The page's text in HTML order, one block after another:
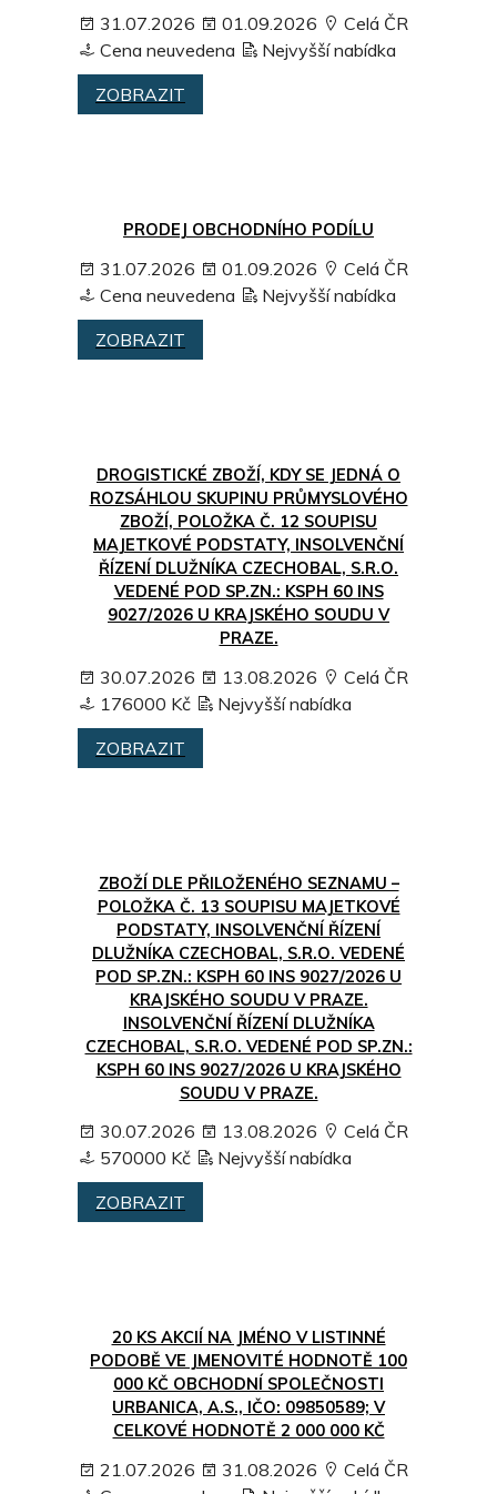
31.07.2026 01.09.2026
Celá ČR
Cena neuvedena
Nejvyšší nabídka
ZOBRAZIT
PRODEJ OBCHODNÍHO PODÍLU
31.07.2026 01.09.2026
Celá ČR
Cena neuvedena
Nejvyšší nabídka
ZOBRAZIT
DROGISTICKÉ ZBOŽÍ, KDY SE JEDNÁ O
ROZSÁHLOU SKUPINU PRŮMYSLOVÉHO
ZBOŽÍ, POLOŽKA Č. 12 SOUPISU
MAJETKOVÉ PODSTATY, INSOLVENČNÍ
ŘÍZENÍ DLUŽNÍKA CZECHOBAL, S.R.O.
VEDENÉ POD SP.ZN.: KSPH 60 INS
9027/2026 U KRAJSKÉHO SOUDU V
PRAZE.
30.07.2026 13.08.2026
Celá ČR
176000 Kč
Nejvyšší nabídka
ZOBRAZIT
ZBOŽÍ DLE PŘILOŽENÉHO SEZNAMU –
POLOŽKA Č. 13 SOUPISU MAJETKOVÉ
PODSTATY, INSOLVENČNÍ ŘÍZENÍ
DLUŽNÍKA CZECHOBAL, S.R.O. VEDENÉ
POD SP.ZN.: KSPH 60 INS 9027/2026 U
KRAJSKÉHO SOUDU V PRAZE.
INSOLVENČNÍ ŘÍZENÍ DLUŽNÍKA
CZECHOBAL, S.R.O. VEDENÉ POD SP.ZN.:
KSPH 60 INS 9027/2026 U KRAJSKÉHO
SOUDU V PRAZE.
30.07.2026 13.08.2026
Celá ČR
570000 Kč
Nejvyšší nabídka
ZOBRAZIT
20 KS AKCIÍ NA JMÉNO V LISTINNÉ
PODOBĚ VE JMENOVITÉ HODNOTĚ 100
000 KČ OBCHODNÍ SPOLEČNOSTI
URBANICA, A.S., IČO: 09850589; V
CELKOVÉ HODNOTĚ 2 000 000 KČ
21.07.2026 31.08.2026
Celá ČR